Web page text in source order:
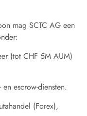
mag SCTC AG een
(tot CHF 5M AUM)
en escrow-diensten.
(Forex),